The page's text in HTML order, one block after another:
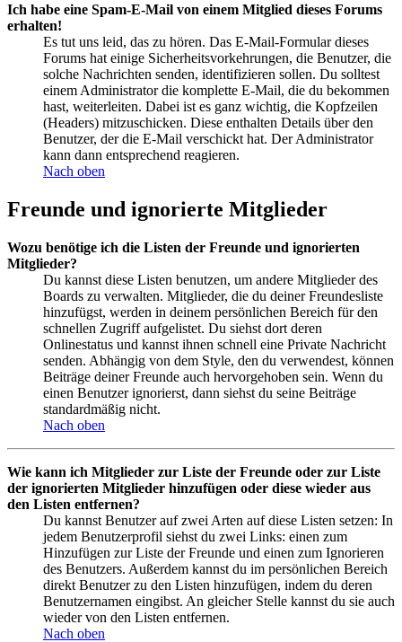
Ich habe eine Spam-E-Mail von einem Mitglied dieses Forums
erhalten!
Es tut uns leid, das zu hören. Das E-Mail-Formular dieses
Forums hat einige Sicherheitsvorkehrungen, die Benutzer, die
solche Nachrichten senden, identifizieren sollen. Du solltest
einem Administrator die komplette E-Mail, die du bekommen
hast, weiterleiten. Dabei ist es ganz wichtig, die Kopfzeilen
(Headers) mitzuschicken. Diese enthalten Details über den
Benutzer, der die E-Mail verschickt hat. Der Administrator
kann dann entsprechend reagieren.
Nach oben
Freunde und ignorierte Mitglieder
Wozu benötige ich die Listen der Freunde und ignorierten
Mitglieder?
Du kannst diese Listen benutzen, um andere Mitglieder des
Boards zu verwalten. Mitglieder, die du deiner Freundesliste
hinzufügst, werden in deinem persönlichen Bereich für den
schnellen Zugriff aufgelistet. Du siehst dort deren
Onlinestatus und kannst ihnen schnell eine Private Nachricht
senden. Abhängig von dem Style, den du verwendest, können
Beiträge deiner Freunde auch hervorgehoben sein. Wenn du
einen Benutzer ignorierst, dann siehst du seine Beiträge
standardmäßig nicht.
Nach oben
Wie kann ich Mitglieder zur Liste der Freunde oder zur Liste
der ignorierten Mitglieder hinzufügen oder diese wieder aus
den Listen entfernen?
Du kannst Benutzer auf zwei Arten auf diese Listen setzen: In
jedem Benutzerprofil siehst du zwei Links: einen zum
Hinzufügen zur Liste der Freunde und einen zum Ignorieren
des Benutzers. Außerdem kannst du im persönlichen Bereich
direkt Benutzer zu den Listen hinzufügen, indem du deren
Benutzernamen eingibst. An gleicher Stelle kannst du sie auch
wieder von den Listen entfernen.
Nach oben